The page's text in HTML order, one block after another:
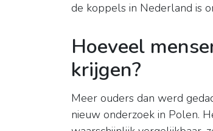
de koppels in Nederland is
Hoeveel
krijgen?
Meer ouders dan werd
nieuw onderzoek in Polen.